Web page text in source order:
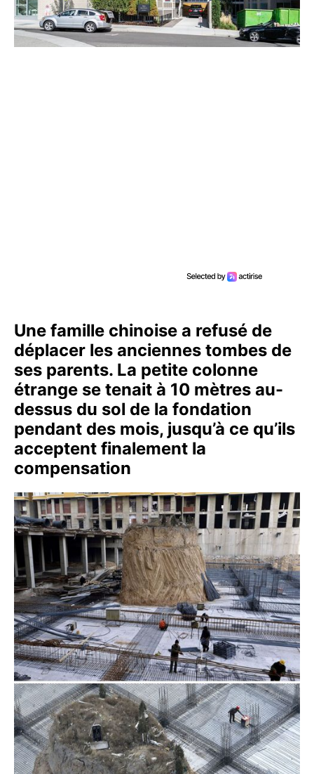
Une famille chinoise a refusé de
déplacer les anciennes tombes de
ses parents. La petite colonne
étrange se tenait à 10 mètres au-
dessus du sol de la fondation
pendant des mois, jusqu’à ce qu’ils
acceptent finalement la
compensation